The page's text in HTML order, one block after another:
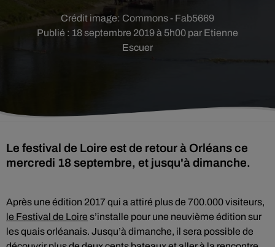
Publié : 18 septembre 2019 à 5h00 par Etienne
Escuer
Crédit image: Commons - Fab5669
Le festival de Loire est de retour à Orléans ce
mercredi 18 septembre, et jusqu'à dimanche.
Après une édition 2017 qui a attiré plus de 700.000 visiteurs,
le Festival de Loire s’installe pour une neuvième édition sur
les quais orléanais. Jusqu’à dimanche, il sera possible de